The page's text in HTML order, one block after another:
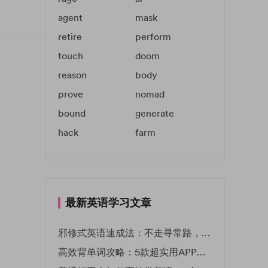
agent
mask
retire
perform
touch
doom
reason
body
prove
nomad
bound
generate
hack
farm
最新英语学习文章
邪修式英语速成法：不走寻常路，英语战力狂飙！
高效背单词攻略：5款超实用APP推荐 | EF英孚教育